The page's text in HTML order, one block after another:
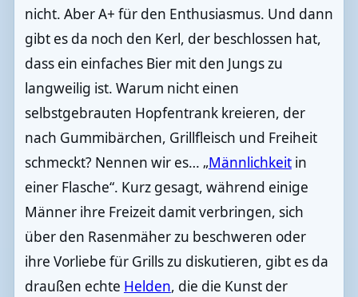
nicht. Aber A+ für den Enthusiasmus. Und dann
gibt es da noch den Kerl, der beschlossen hat,
dass ein einfaches Bier mit den Jungs zu
langweilig ist. Warum nicht einen
selbstgebrauten Hopfentrank kreieren, der
nach Gummibärchen, Grillfleisch und Freiheit
schmeckt? Nennen wir es… „Männlichkeitin
einer Flasche“. Kurz gesagt, während einige
Männer ihre Freizeit damit verbringen, sich
über den Rasenmäher zu beschweren oder
ihre Vorliebe für Grills zu diskutieren, gibt es da
draußen echte Helden, die die Kunst der